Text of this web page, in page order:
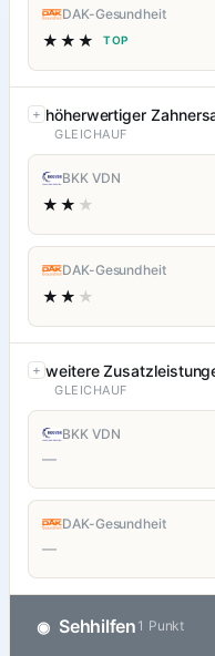
DAK-Gesundheit
★★★ TOP
höherwertiger
GLEICHAUF
BKK VDN
★★ ★
DAK-Gesundheit
★★ ★
weitere
GLEICHAUF
BKK VDN
—
DAK-Gesundheit
—
◉ Sehhilfen 1 Punkt